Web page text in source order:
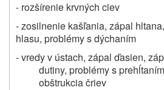
- rozšírenie krvných ciev
- zosilnenie kašľania, zápal
hlasu, problémy s dýchaním
- vredy v ústach, zápal ďasien,
dutiny, problémy s
obštrukcia čriev